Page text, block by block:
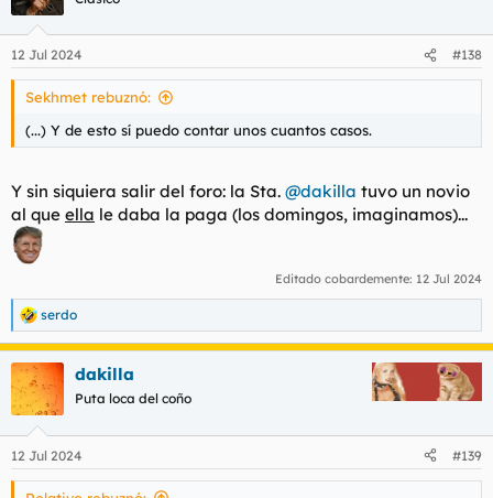
i
e
s
12 Jul 2024 #138
Sekhmet rebuznó:
(...) Y de esto sí puedo contar unos cuantos casos.
Y sin siquiera salir del foro: la Sta. @dakilla tuvo un novio
al que ella le daba la paga (los domingos, imaginamos)...
Editado cobardemente: 12 Jul 2024
R
e
a
c
c
i
e
s
serdo
dakilla
Puta loca del coño
12 Jul 2024 #139